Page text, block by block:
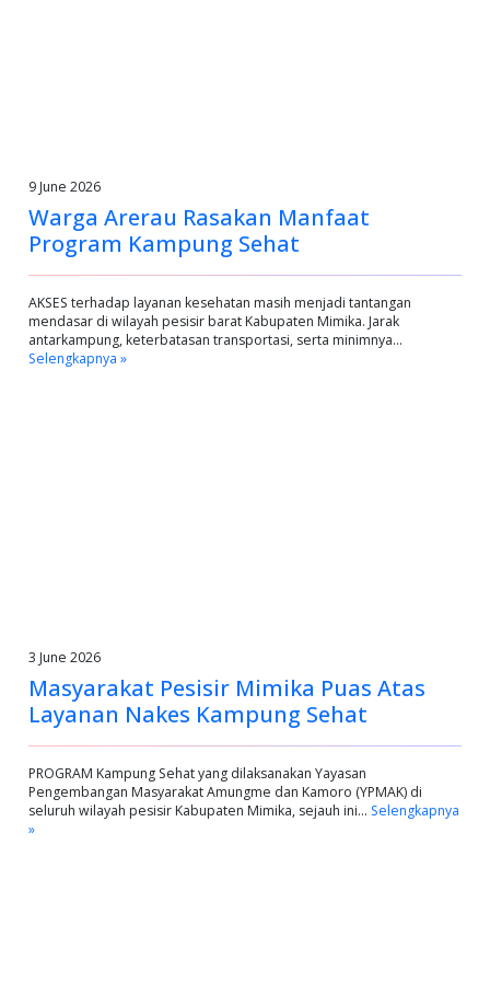
9 June 2026
Warga Arerau Rasakan Manfaat
Program Kampung Sehat
AKSES terhadap layanan kesehatan masih menjadi tantangan
mendasar di wilayah pesisir barat Kabupaten Mimika. Jarak
antarkampung, keterbatasan transportasi, serta minimnya…
Selengkapnya »
3 June 2026
Masyarakat Pesisir Mimika Puas Atas
Layanan Nakes Kampung Sehat
PROGRAM Kampung Sehat yang dilaksanakan Yayasan
Pengembangan Masyarakat Amungme dan Kamoro (YPMAK) di
seluruh wilayah pesisir Kabupaten Mimika, sejauh ini… Selengkapnya
»